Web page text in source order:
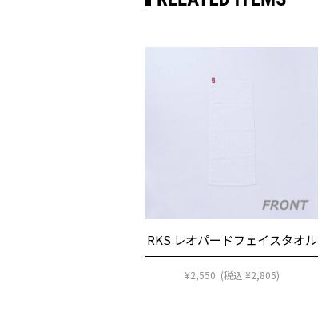
RKS レオパードフェイスタオル
¥2,550 (税込 ¥2,805)